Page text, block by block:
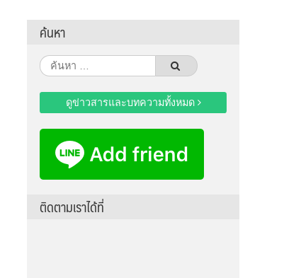
ค้นหา
ค้นหา
สำหรับ:
ดูข่าวสารและบทความทั้งหมด
ติดตามเราได้ที่